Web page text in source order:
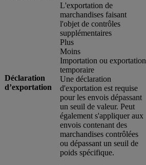
Déclaration
d’exportation
L'exportation de
marchandises faisant
l'objet de contrôles
supplémentaires
Plus
Moins
Importation ou exportation
temporaire
Une déclaration
d'exportation est requise
pour les envois dépassant
un seuil de valeur. Peut
également s'appliquer aux
envois contenant des
marchandises contrôlées
ou dépassant un seuil de
poids spécifique.